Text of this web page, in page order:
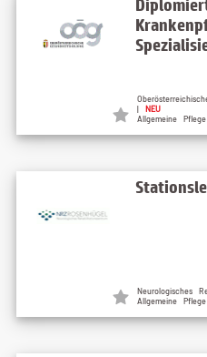
| NEU
Allgemeine
Neurologisches
Allgemeine